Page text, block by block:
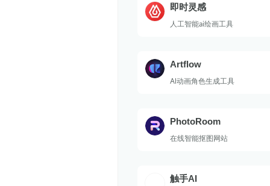
即时灵感
人工智能ai绘画工具
Artflow
AI动画角色生成工具
PhotoRoom
在线智能抠图网站
触手AI